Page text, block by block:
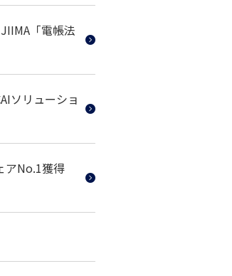
「電帳法
ソリューショ
アNo.1獲得